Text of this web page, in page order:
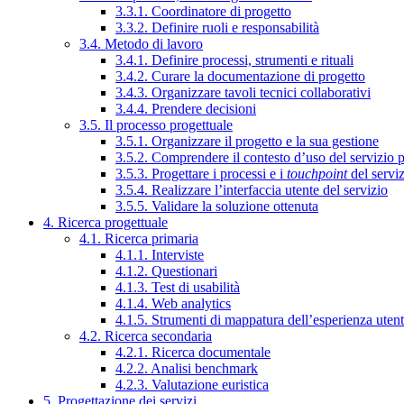
3.3.1. Coordinatore di progetto
3.3.2. Definire ruoli e responsabilità
3.4. Metodo di lavoro
3.4.1. Definire processi, strumenti e rituali
3.4.2. Curare la documentazione di progetto
3.4.3. Organizzare tavoli tecnici collaborativi
3.4.4. Prendere decisioni
3.5. Il processo progettuale
3.5.1. Organizzare il progetto e la sua gestione
3.5.2. Comprendere il contesto d’uso del servizio
3.5.3. Progettare i processi e i touchpointdel
3.5.4. Realizzare l’interfaccia utente del servizio
3.5.5. Validare la soluzione ottenuta
4. Ricerca progettuale
4.1. Ricerca primaria
4.1.1. Interviste
4.1.2. Questionari
4.1.3. Test di usabilità
4.1.4. Web analytics
4.1.5. Strumenti di mappatura dell’esperienza
4.2. Ricerca secondaria
4.2.1. Ricerca documentale
4.2.2. Analisi benchmark
4.2.3. Valutazione euristica
5. Progettazione dei servizi